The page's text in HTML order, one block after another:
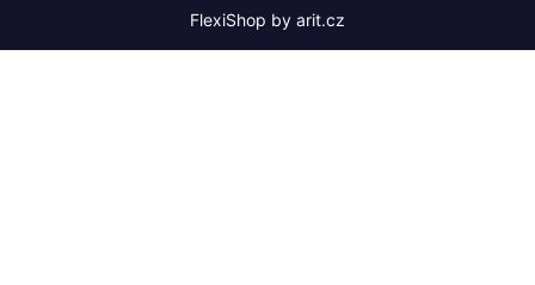
FlexiShop by arit.cz